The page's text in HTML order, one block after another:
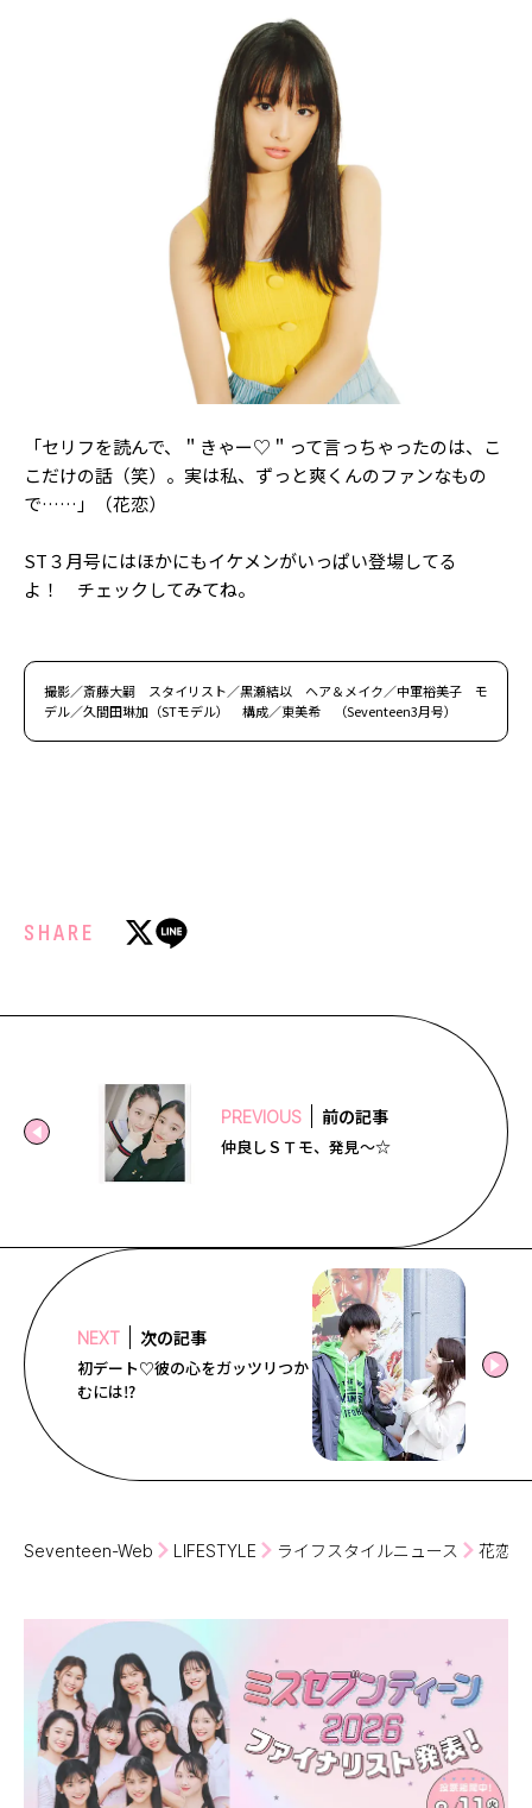
「セリフを読んで、＂きゃー♡＂って言っちゃったのは、こ
こだけの話（笑）。実は私、ずっと爽くんのファンなもの
で……」（花恋）
ST３月号にはほかにもイケメンがいっぱい登場してる
よ！ チェックしてみてね。
撮影／斎藤大嗣 スタイリスト／黒瀬結以 ヘア＆メイク／中軍裕美子 モ
デル／久間田琳加（STモデル） 構成／東美希 （Seventeen3月号）
SHARE
PREVIOUS 前の記事
仲良しＳＴモ、発見〜☆
NEXT 次の記事
初デート♡彼の心をガッツリつか
むには⁉
Seventeen-Web LIFESTYLE ライフスタイルニュース 花恋